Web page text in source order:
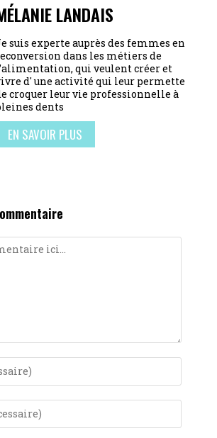
LANDAIS
suis experte auprès des femmes en
dans les métiers de
qui veulent créer et
d' une activité qui leur permette
croquer leur vie professionnelle à
dents
EN SAVOIR PLUS